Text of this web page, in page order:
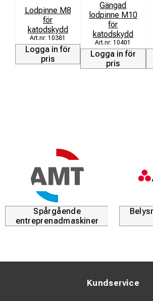
Lodpinne M8
för
katodskydd
10381
Logga in för
pris
Gängad
lodpinne M10
för
katodskydd
10401
Logga in för
pris
Spårgående
entreprenadmaskiner
Kundservice